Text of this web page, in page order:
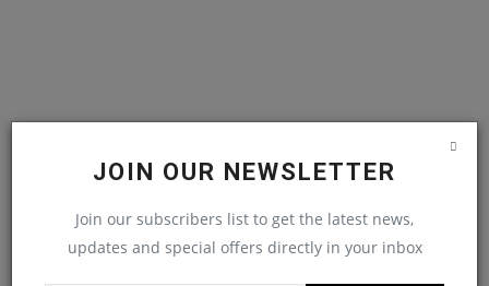
JOIN OUR NEWSLETTER
Join our subscribers list to get the latest news,
updates and special offers directly in your inbox